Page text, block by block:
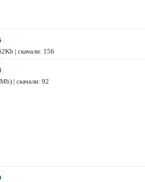
| скачали: 156
| скачали: 92